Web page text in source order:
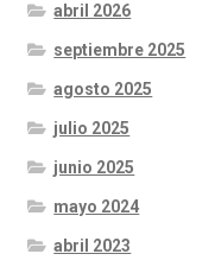
abril 2026
septiembre 2025
agosto 2025
julio 2025
junio 2025
mayo 2024
abril 2023